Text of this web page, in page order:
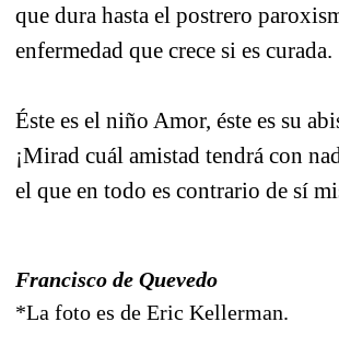
que dura hasta el postrero
enfermedad que crece si es curada.
Éste es el niño Amor, éste es su
¡Mirad cuál amistad tendrá con
el que en todo es contrario de sí
Francisco de Quevedo
*La foto es de Eric Kellerman.